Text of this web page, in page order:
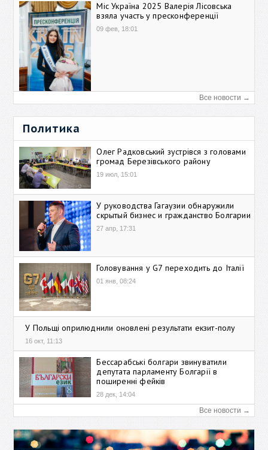
Міс Україна 2025 Валерія Лісовська
взяла участь у пресконференції
09 фев, 18:01
Все новости →
Политика
Олег Радковський зустрівся з головами
громад Березівського району
19 июл, 15:01
У руководства Гагаузии обнаружили
скрытый бизнес и гражданство Болгарии
27 апр, 17:31
Головування у G7 переходить до Італії
01 янв, 08:24
У Польщі оприлюднили оновлені результати екзит-полу
16 окт, 11:13
Бессарабські болгари звинуватили
депутата парламенту Болгарії в
поширенні фейків
28 дек, 14:04
Все новости →